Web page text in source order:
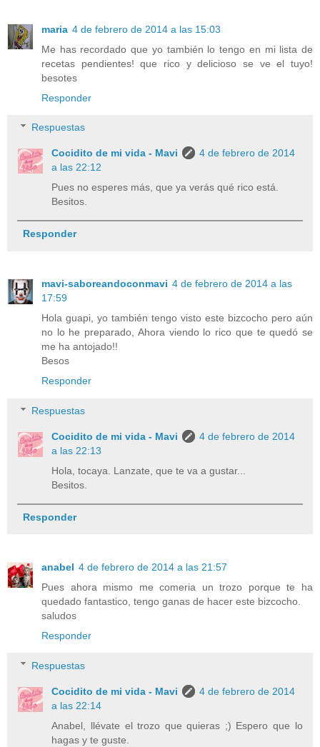
maria 4 de febrero de 2014 a las 15:03
Me has recordado que yo también lo tengo en mi lista de
recetas pendientes! que rico y delicioso se ve el tuyo!
besotes
Responder
Respuestas
Cocidito de mi vida - Mavi
4 de febrero de 2014
a las 22:12
Pues no esperes más, que ya verás qué rico está.
Besitos.
Responder
mavi-saboreandoconmavi 4 de febrero de 2014 a las
17:59
Hola guapi, yo también tengo visto este bizcocho pero aún
no lo he preparado, Ahora viendo lo rico que te quedó se
me ha antojado!!
Besos
Responder
Respuestas
Cocidito de mi vida - Mavi
4 de febrero de 2014
a las 22:13
Hola, tocaya. Lanzate, que te va a gustar...
Besitos.
Responder
anabel 4 de febrero de 2014 a las 21:57
Pues ahora mismo me comeria un trozo porque te ha
quedado fantastico, tengo ganas de hacer este bizcocho.
saludos
Responder
Respuestas
Cocidito de mi vida - Mavi
4 de febrero de 2014
a las 22:14
Anabel, llévate el trozo que quieras ;) Espero que lo
hagas y te guste.